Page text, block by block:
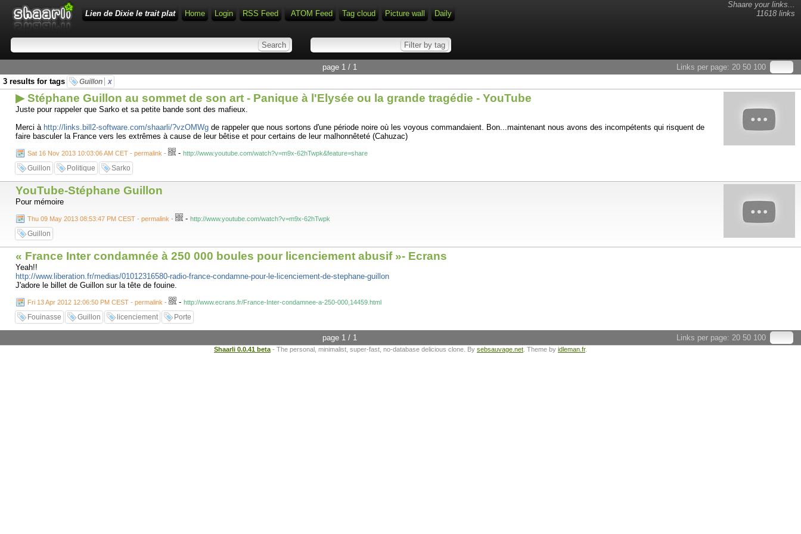
Shaare your links...
11618 links
Lien de Dixie le trait plat Home Login RSS Feed ATOM Feed Tag cloud Picture wall Daily
Links per page: 20 50 100
page 1 / 1
3 results for tags
Guillon x
▶ Stéphane Guillon au sommet de son art - Panique à l'Elysée ou la grande tragédie - YouTube
Juste pour rappeler que Sarko et sa petite bande sont des mafieux.
Merci à http://links.bill2-software.com/shaarli/?vzOMWg de rappeler que nous sortons d'une période noire où les voyous commandaient. Bon...maintenant nous avons des incompétents qui risquent de
faire basculer la France vers les extrêmes à cause de leur bêtise et pour certains de leur malhonnêteté (Cahuzac)
Sat 16 Nov 2013 10:03:06 AM CET - permalink - - http://www.youtube.com/watch?v=m9x-62hTwpk&feature=share
Guillon Politique Sarko
YouTube-Stéphane Guillon
Pour mémoire
Thu 09 May 2013 08:53:47 PM CEST - permalink - - http://www.youtube.com/watch?v=m9x-62hTwpk
Guillon
« France Inter condamnée à 250 000 boules pour licenciement abusif »- Ecrans
Yeah!!
http://www.liberation.fr/medias/01012316580-radio-france-condamne-pour-le-licenciement-de-stephane-guillon
J'adore le billet de Guillon sur la tête de fouine.
Fri 13 Apr 2012 12:06:50 PM CEST - permalink - - http://www.ecrans.fr/France-Inter-condamnee-a-250-000,14459.html
Fouinasse Guillon licenciement Porte
Links per page: 20 50 100
page 1 / 1
Shaarli 0.0.41 beta - The personal, minimalist, super-fast, no-database delicious clone. By sebsauvage.net . Theme by idleman.fr.